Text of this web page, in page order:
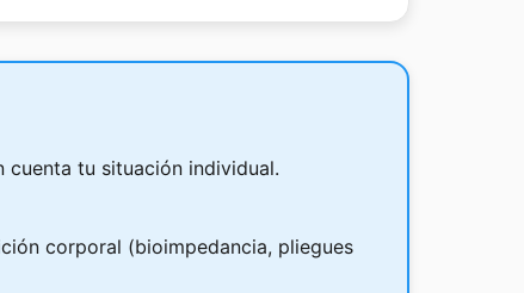
cuenta tu situación individual.
corporal (bioimpedancia, pliegues